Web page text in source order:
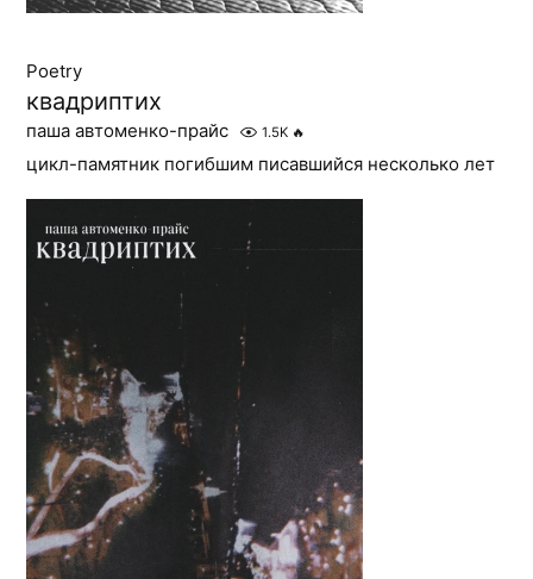
Poetry
квадриптих
паша автоменко-прайс 1.5K 🔥
цикл-памятник погибшим писавшийся несколько лет